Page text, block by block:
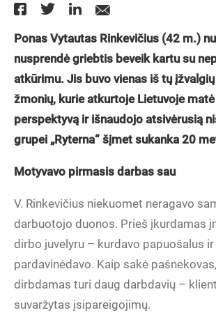
Ponas Vytautas Rinkevičius (42 m.)
nusprendė griebtis beveik kartu su
atkūrimu. Jis buvo vienas iš tų
žmonių, kurie atkurtoje Lietuvoje
perspektyvą ir išnaudojo atsivėrusią
grupei „Ryterna“ šįmet sukanka 20
Motyvavo pirmasis darbas sau
V. Rinkevičius niekuomet neragavo
darbuotojo duonos. Prieš įkurdamas
dirbo juvelyru – kurdavo papuošalus
pardavinėdavo. Kaip sakė
dirbdamas turi daug darbdavių –
suvaržytas įsipareigojimų.